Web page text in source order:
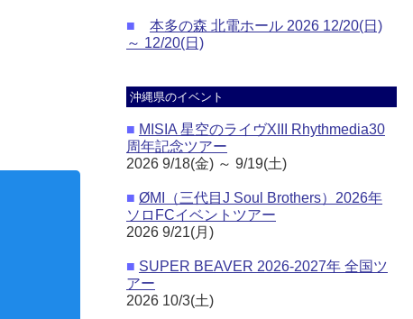
■
本多の森 北電ホール 2026 12/20(日)
～ 12/20(日)
沖縄県のイベント
■ MISIA 星空のライヴXIII Rhythmedia30
周年記念ツアー
2026 9/18(金) ～ 9/19(土)
■ ØMI（三代目J Soul Brothers）2026年
ソロFCイベントツアー
2026 9/21(月)
■ SUPER BEAVER 2026-2027年 全国ツ
アー
2026 10/3(土)